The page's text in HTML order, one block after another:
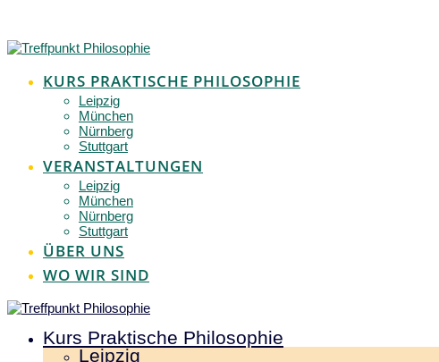
springen
KURS PRAKTISCHE PHILOSOPHIE
Leipzig
München
Nürnberg
Stuttgart
VERANSTALTUNGEN
Leipzig
München
Nürnberg
Stuttgart
ÜBER UNS
WO WIR SIND
Kurs Praktische Philosophie
Leipzig